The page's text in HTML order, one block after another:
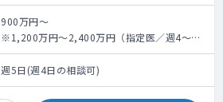
・外来コマ ：2コマ
・対応数 ：10～30名/コマ
・病棟管理：20～30床
・主な疾患：うつ病、統合失調症、認知症、
ADHD
900万円～
※1,200万円～2,400万円（指定医／週4～5
日勤務の場合）
週5日(週4日の相談可)